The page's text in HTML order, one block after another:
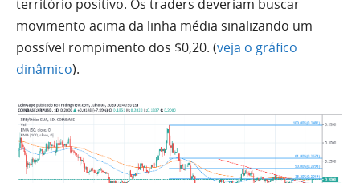
território positivo. Os traders deveriam buscar
movimento acima da linha média sinalizando um
possível rompimento dos $0,20. (veja o gráfico
dinâmico).